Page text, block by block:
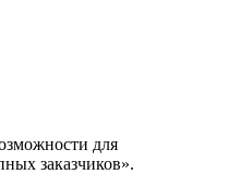
для
заказчиков».